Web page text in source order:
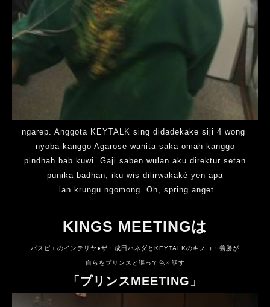
ngarep. Anggota KEYTALK sing didadekake siji 4 wong
nyoba kanggo Agarose wanita saka omah kanggo
pindhah bab kuwi. Gaji saben wulan aku direktur setan
punika badhan, iku wis dilirwakaké yen apa
lan krungu ngomong. Oh, spring anget
KINGS MEETINGは
パスピエのインテリヤ●ザ・成田ハネダと KEYTALKのキノコ・義勝が
自らをプリンスと謳って色々話す
「プリンスMEETING」